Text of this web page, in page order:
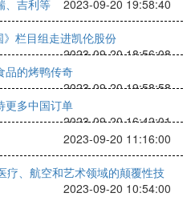
、吉利等
2023-09-20 19:58:40
栏目组走进凯伦股份
2023-09-20 18:56:08
的烤鸭传奇
2023-09-20 19:58:58
更多中国订单
2023-09-20 16:42:01
2023-09-20 11:16:00
疗、航空和艺术领域的颠覆性技
2023-09-20 10:54:00